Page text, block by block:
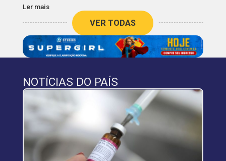
Ler mais
VER TODAS
NOTÍCIAS DO PAÍS